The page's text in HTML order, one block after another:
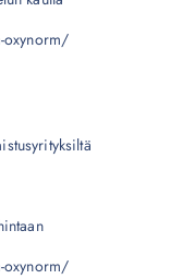
oxynorm/
oxynorm/